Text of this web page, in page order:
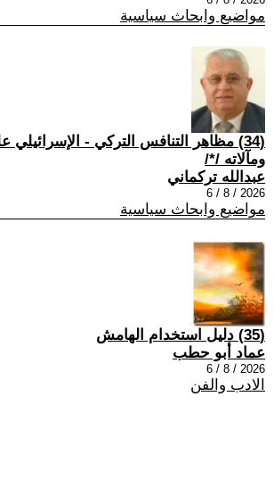
مواضيع وابحاث سياسية
(34) مظاهر التنافس التركي - الإسرائيلي
ومآلاته /*/
عبدالله تركماني
2026 / 8 / 6
مواضيع وابحاث سياسية
(35) دليل استخدام الهامش
عماد أبو حطب
2026 / 8 / 6
الادب والفن